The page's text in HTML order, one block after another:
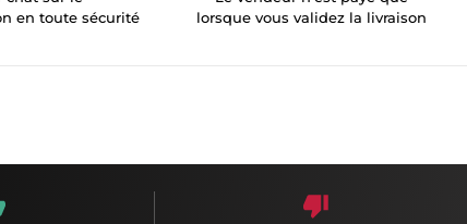
en toute sécurité
lorsque vous validez la livraison